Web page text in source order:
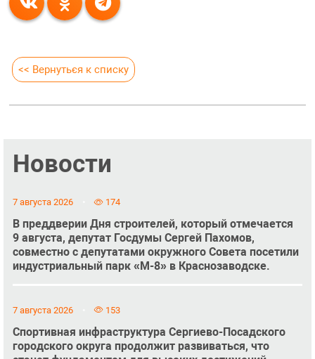
<< Вернуться к списку
Новости
7 августа 2026 174
В преддверии Дня строителей, который отмечается
9 августа, депутат Госдумы Сергей Пахомов,
совместно с депутатами окружного Совета посетили
индустриальный парк «М-8» в Краснозаводске.
7 августа 2026 153
Спортивная инфраструктура Сергиево-Посадского
городского округа продолжит развиваться, что